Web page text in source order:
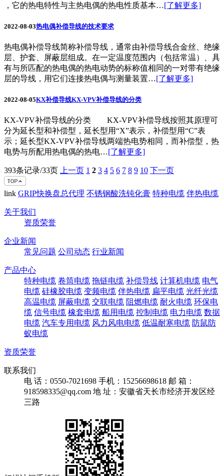
，它的热电特性与主热电偶的热电性质基本…[了解更多]
2022-08-03热电偶补偿导线的技术要求
热电偶补偿导线简称补偿导线，通常由补偿导线合金丝、绝缘
层、护套、屏蔽层组成。在一定温度范围内（包括常温）、具
有与所匹配的热电偶的热电动势的标称值相同的一对带有绝缘
层的导线，用它们连接热电偶与测量装置…[了解更多]
2022-08-05KX补偿导线KX-VPV补偿导线的分类
KX-VPV补偿导线的分类 KX-VPV补偿导线按照其原理可
分为延长型和补偿型，延长型用“X”表示，补偿型用“C”表
示；延长型KX-VPV补偿导线两端热电势相同，而补偿型，热
电势与所配用热电偶的热电…[了解更多]
393条记录/33页 上一页 1 2 3 4 5 6 7 8 9 10 下一页
link GRIP快换盘总代理 不锈钢酸洗钝化膏 特种电缆 伴热电缆
关于我们
资质荣誉
企业新闻
常见问题 公司动态 行业新闻
产品中心
特种电缆 卷筒电缆 拖链电缆 补偿导线 计算机电缆 电气
电缆 硅橡胶电缆 变频电缆 伴热电缆 扁平电缆 光纤光缆
高温电缆 屏蔽电缆 交联电缆 阻燃电缆 耐火电缆 环保电
缆 信号电缆 橡套电缆 船用电缆 控制电缆 电力电缆 数据
电缆 汽车专用电缆 风力风电电缆 低温耐寒电缆 防鼠防
蚁电缆
资质荣誉
联系我们
电 话：0550-7021698 手机：15256698618 邮 箱：
918598335@qq.com 地 址：安徽省天长市经济开发区经
三路